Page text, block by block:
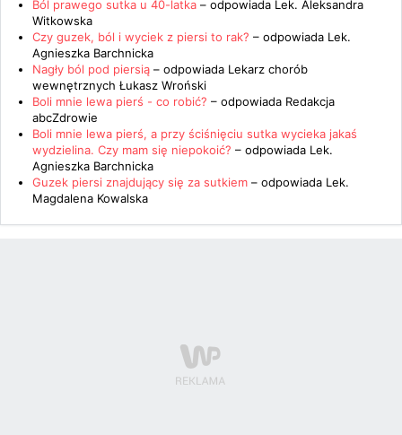
Ból prawego sutka u 40-latka – odpowiada Lek. Aleksandra
Witkowska
Czy guzek, ból i wyciek z piersi to rak? – odpowiada Lek.
Agnieszka Barchnicka
Nagły ból pod piersią – odpowiada Lekarz chorób
wewnętrznych Łukasz Wroński
Boli mnie lewa pierś - co robić? – odpowiada Redakcja
abcZdrowie
Boli mnie lewa pierś, a przy ściśnięciu sutka wycieka jakaś
wydzielina. Czy mam się niepokoić? – odpowiada Lek.
Agnieszka Barchnicka
Guzek piersi znajdujący się za sutkiem – odpowiada Lek.
Magdalena Kowalska